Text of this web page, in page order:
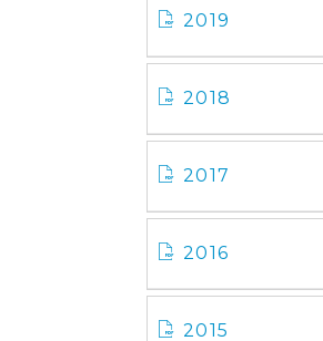
2019
2018
2017
2016
2015